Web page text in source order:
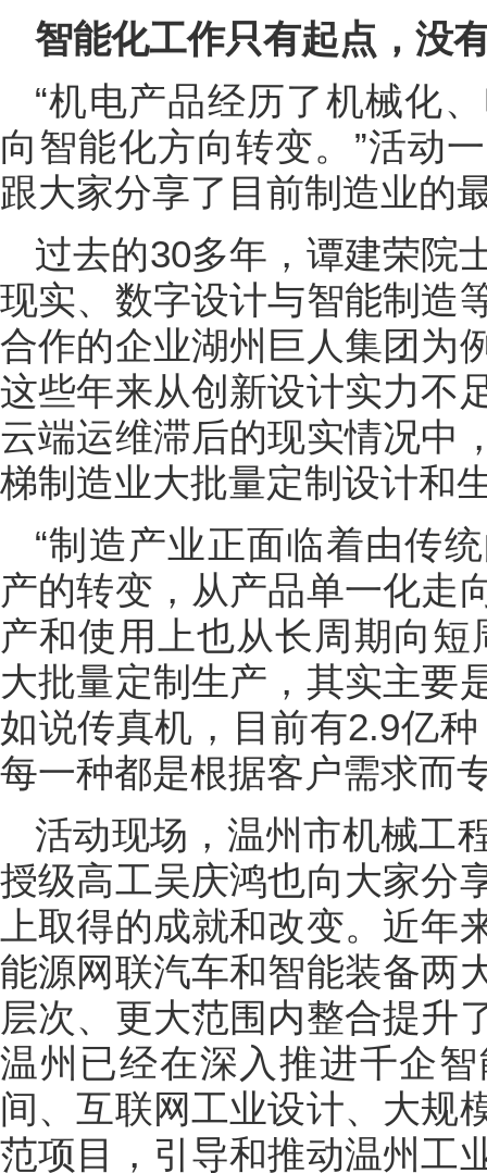
智能化工作只有起点，没
“机电产品经历了机械化
向智能化方向转变。”活动
跟大家分享了目前制造业的
过去的30多年，谭建荣院
现实、数字设计与智能制造
合作的企业湖州巨人集团为
这些年来从创新设计实力不
云端运维滞后的现实情况中
梯制造业大批量定制设计和
“制造产业正面临着由传
产的转变，从产品单一化走
产和使用上也从长周期向
大批量定制生产，其实主要
如说传真机，目前有2.9亿
每一种都是根据客户需求而
活动现场，温州市机械工
授级高工吴庆鸿也向大家分
上取得的成就和改变。近
能源网联汽车和智能装备两
层次、更大范围内整合提升
温州已经在深入推进千企
间、互联网工业设计、大规
范项目，引导和推动温州工